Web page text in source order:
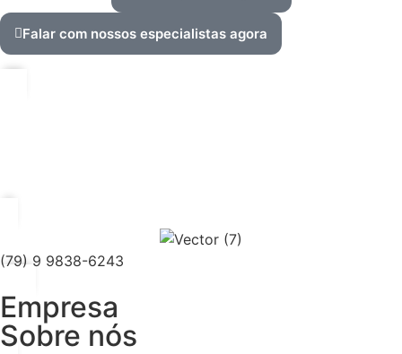
Falar com nossos especialistas agora
(79) 9 9838-6243
Empresa
Sobre nós